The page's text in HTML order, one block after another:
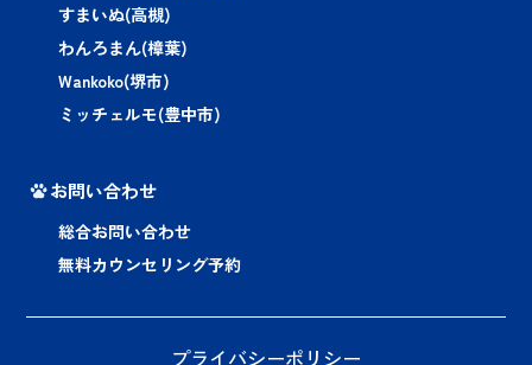
すまいぬ(高槻)
わんろまん(樟葉)
Wankoko(堺市)
ミッチェルモ(豊中市)
お問い合わせ
総合お問い合わせ
無料カウンセリング予約
プライバシーポリシー